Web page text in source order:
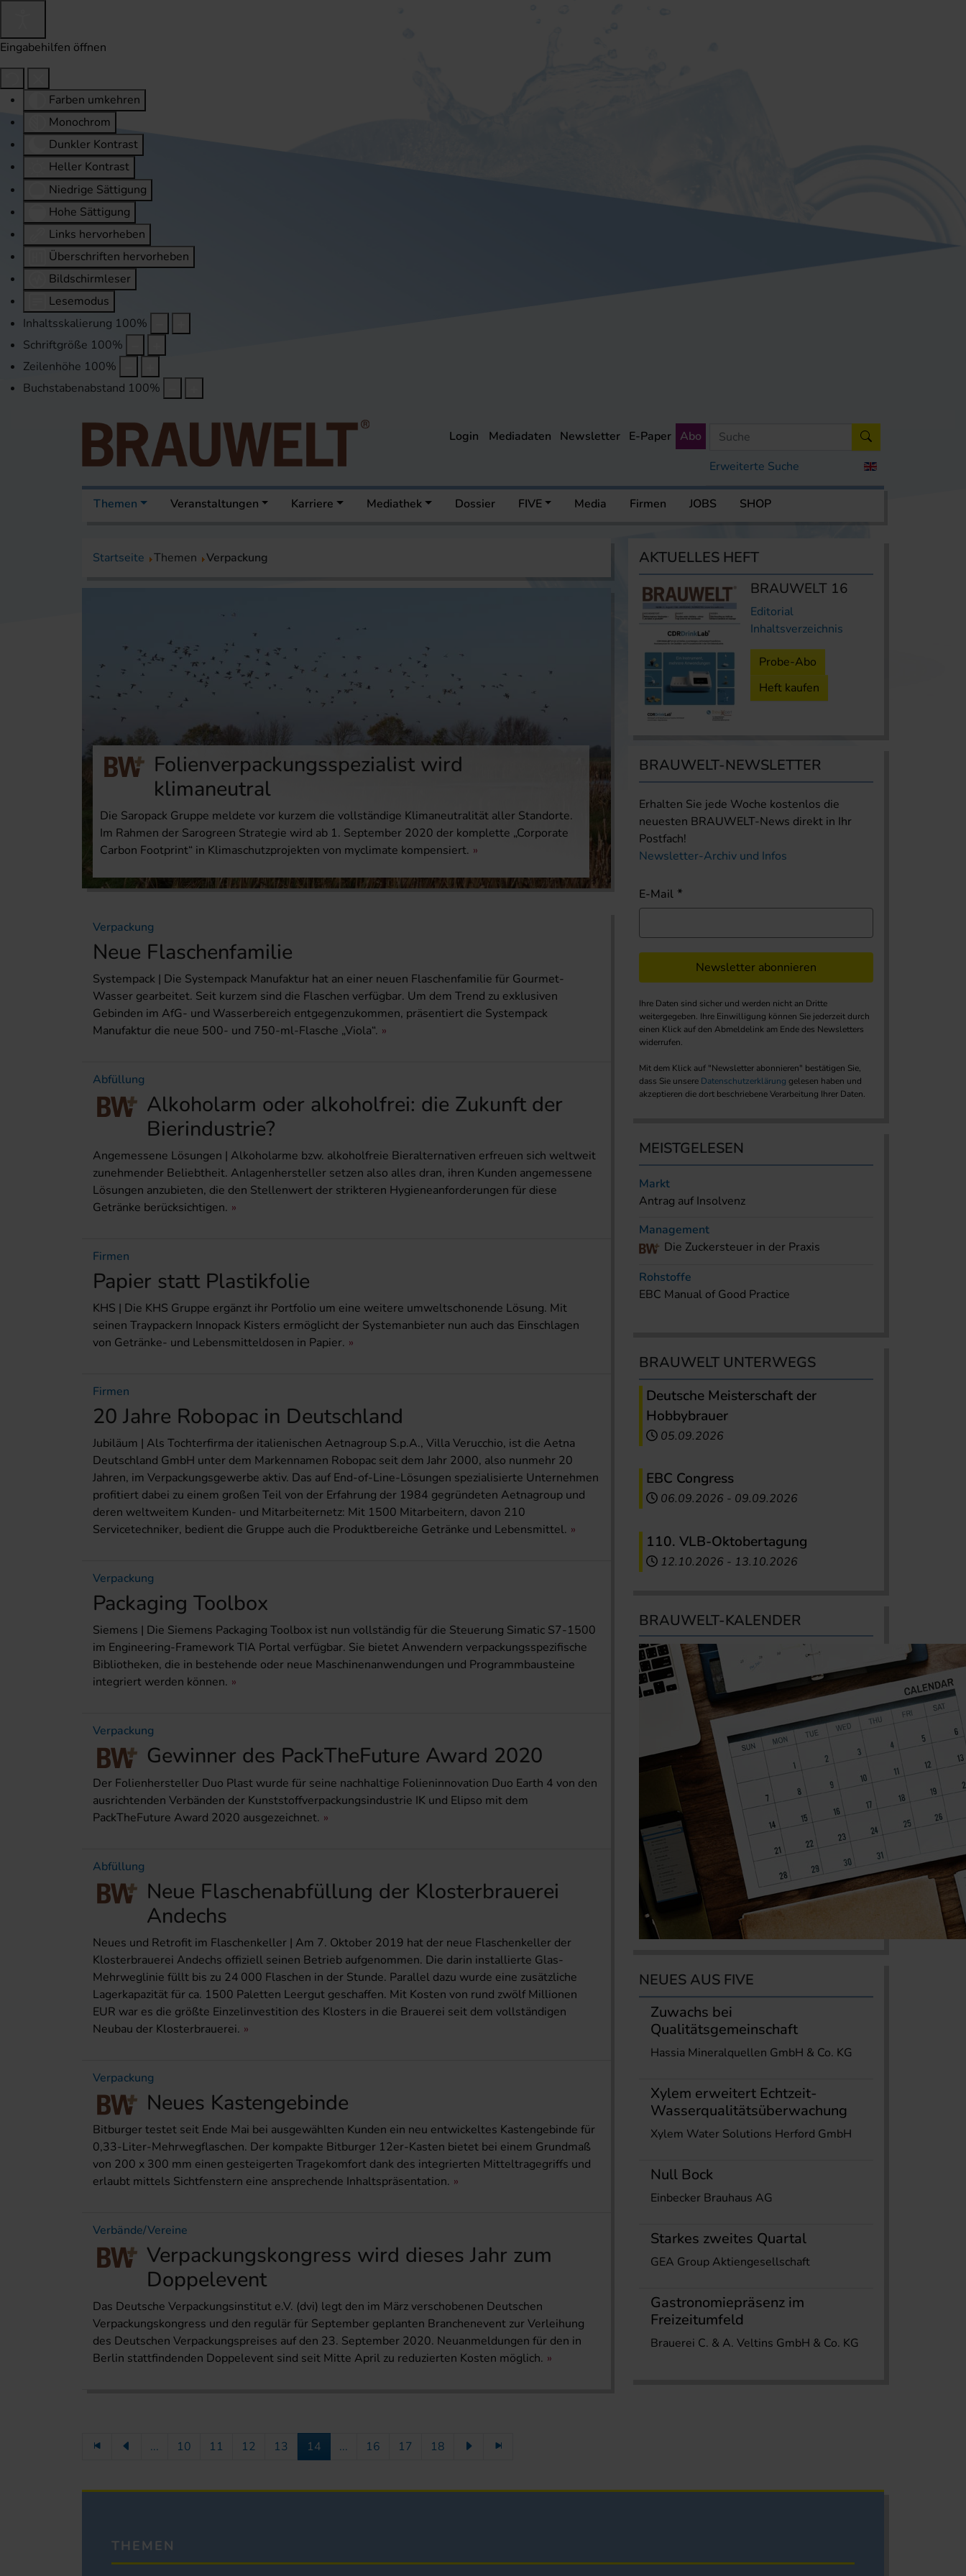
Eingabehilfen öffnen
Farben umkehren
Monochrom
Dunkler Kontrast
Heller Kontrast
Niedrige Sättigung
Hohe Sättigung
Links hervorheben
Überschriften hervorheben
Bildschirmleser
Lesemodus
Inhaltsskalierung 100%
Schriftgröße 100%
Zeilenhöhe 100%
Buchstabenabstand 100%
Erweiterte Suche
Login Mediadaten Newsletter E-Paper Abo
Themen Veranstaltungen Karriere Mediathek Dossier FIVE Media Firmen JOBS SHOP
Startseite Themen Verpackung
Folienverpackungsspezialist wird
klimaneutral
Die Saropack Gruppe meldete vor kurzem die vollständige Klimaneutralität aller Standorte.
Im Rahmen der Sarogreen Strategie wird ab 1. September 2020 der komplette „Corporate
Carbon Footprint“ in Klimaschutzprojekten von myclimate kompensiert.
Verpackung
Neue Flaschenfamilie
Systempack | Die Systempack Manufaktur hat an einer neuen Flaschenfamilie für Gourmet-
Wasser gearbeitet. Seit kurzem sind die Flaschen verfügbar. Um dem Trend zu exklusiven
Gebinden im AfG- und Wasserbereich entgegenzukommen, präsentiert die Systempack
Manufaktur die neue 500- und 750-ml-Flasche „Viola“.
Abfüllung
Alkoholarm oder alkoholfrei: die Zukunft der
Bierindustrie?
Angemessene Lösungen | Alkoholarme bzw. alkoholfreie Bieralternativen erfreuen sich weltweit
zunehmender Beliebtheit. Anlagenhersteller setzen also alles dran, ihren Kunden angemessene
Lösungen anzubieten, die den Stellenwert der strikteren Hygieneanforderungen für diese
Getränke berücksichtigen.
Firmen
Papier statt Plastikfolie
KHS | Die KHS Gruppe ergänzt ihr Portfolio um eine weitere umweltschonende Lösung. Mit
seinen Traypackern Innopack Kisters ermöglicht der Systemanbieter nun auch das Einschlagen
von Getränke- und Lebensmitteldosen in Papier.
Firmen
20 Jahre Robopac in Deutschland
Jubiläum | Als Tochterfirma der italienischen Aetnagroup S.p.A., Villa Verucchio, ist die Aetna
Deutschland GmbH unter dem Markennamen Robopac seit dem Jahr 2000, also nunmehr 20
Jahren, im Verpackungsgewerbe aktiv. Das auf End-of-Line-Lösungen spezialisierte Unternehmen
profitiert dabei zu einem großen Teil von der Erfahrung der 1984 gegründeten Aetnagroup und
deren weltweitem Kunden- und Mitarbeiternetz: Mit 1500 Mitarbeitern, davon 210
Servicetechniker, bedient die Gruppe auch die Produktbereiche Getränke und Lebensmittel.
Verpackung
Packaging Toolbox
Siemens | Die Siemens Packaging Toolbox ist nun vollständig für die Steuerung Simatic S7-1500
im Engineering-Framework TIA Portal verfügbar. Sie bietet Anwendern verpackungsspezifische
Bibliotheken, die in bestehende oder neue Maschinenanwendungen und Programmbausteine
integriert werden können.
Verpackung
Gewinner des PackTheFuture Award 2020
Der Folienhersteller Duo Plast wurde für seine nachhaltige Folieninnovation Duo Earth 4 von den
ausrichtenden Verbänden der Kunststoffverpackungsindustrie IK und Elipso mit dem
PackTheFuture Award 2020 ausgezeichnet.
Abfüllung
Neue Flaschenabfüllung der Klosterbrauerei
Andechs
Neues und Retrofit im Flaschenkeller | Am 7. Oktober 2019 hat der neue Flaschenkeller der
Klosterbrauerei Andechs offiziell seinen Betrieb aufgenommen. Die darin installierte Glas-
Mehrweglinie füllt bis zu 24 000 Flaschen in der Stunde. Parallel dazu wurde eine zusätzliche
Lagerkapazität für ca. 1500 Paletten Leergut geschaffen. Mit Kosten von rund zwölf Millionen
EUR war es die größte Einzelinvestition des Klosters in die Brauerei seit dem vollständigen
Neubau der Klosterbrauerei.
Verpackung
Neues Kastengebinde
Bitburger testet seit Ende Mai bei ausgewählten Kunden ein neu entwickeltes Kastengebinde für
0,33-Liter-Mehrwegflaschen. Der kompakte Bitburger 12er-Kasten bietet bei einem Grundmaß
von 200 x 300 mm einen gesteigerten Tragekomfort dank des integrierten Mitteltragegriffs und
erlaubt mittels Sichtfenstern eine ansprechende Inhaltspräsentation.
Verbände/Vereine
Verpackungskongress wird dieses Jahr zum
Doppelevent
Das Deutsche Verpackungsinstitut e.V. (dvi) legt den im März verschobenen Deutschen
Verpackungskongress und den regulär für September geplanten Branchenevent zur Verleihung
des Deutschen Verpackungspreises auf den 23. September 2020. Neuanmeldungen für den in
Berlin stattfindenden Doppelevent sind seit Mitte April zu reduzierten Kosten möglich.
... 10 11 12 13 14 ... 16 17 18
AKTUELLES HEFT
BRAUWELT 16
Editorial
Inhaltsverzeichnis
Probe-Abo
Heft kaufen
BRAUWELT-NEWSLETTER
Erhalten Sie jede Woche kostenlos die
neuesten BRAUWELT-News direkt in Ihr
Postfach!
Newsletter-Archiv und Infos
E-Mail
Newsletter abonnieren
Ihre Daten sind sicher und werden nicht an Dritte
weitergegeben. Ihre Einwilligung können Sie jederzeit durch
einen Klick auf den Abmeldelink am Ende des Newsletters
widerrufen.
Mit dem Klick auf "Newsletter abonnieren" bestätigen Sie,
dass Sie unsere Datenschutzerklärung gelesen haben und
akzeptieren die dort beschriebene Verarbeitung Ihrer Daten.
MEISTGELESEN
Markt
Antrag auf Insolvenz
Management
Die Zuckersteuer in der Praxis
Rohstoffe
EBC Manual of Good Practice
BRAUWELT UNTERWEGS
Deutsche Meisterschaft der
Hobbybrauer
05.09.2026
EBC Congress
06.09.2026 - 09.09.2026
110. VLB-Oktobertagung
12.10.2026 - 13.10.2026
BRAUWELT-KALENDER
NEUES AUS FIVE
Zuwachs bei
Qualitätsgemeinschaft
Hassia Mineralquellen GmbH & Co. KG
Xylem erweitert Echtzeit-
Wasserqualitätsüberwachung
Xylem Water Solutions Herford GmbH
Null Bock
Einbecker Brauhaus AG
Starkes zweites Quartal
GEA Group Aktiengesellschaft
Gastronomiepräsenz im
Freizeitumfeld
Brauerei C. & A. Veltins GmbH & Co. KG
THEMEN